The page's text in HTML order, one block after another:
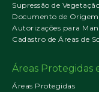
Supressão de
Documento de
Autorizações para
Cadastro de Áreas de
Áreas Protegidas
Áreas Protegidas